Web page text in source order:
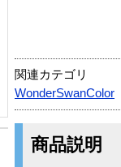
関連カテゴリ
WonderSwanColor
商品説明